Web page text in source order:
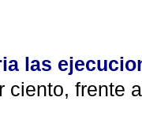
las
ciento, frente